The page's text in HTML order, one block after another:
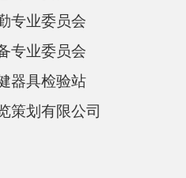
专业委员会
专业委员会
器具检验站
策划有限公司